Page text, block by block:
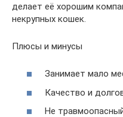
делает её хорошим
некрупных кошек.
Плюсы и минусы
Занимает мало
Качество и
Не